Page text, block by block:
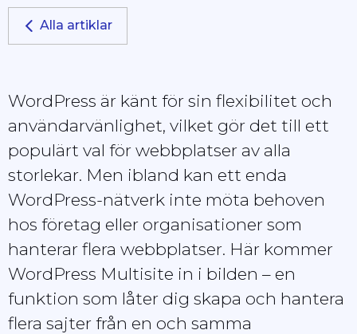
Alla artiklar
WordPress är känt för sin flexibilitet och
användarvänlighet, vilket gör det till ett
populärt val för webbplatser av alla
storlekar. Men ibland kan ett enda
WordPress-nätverk inte möta behoven
hos företag eller organisationer som
hanterar flera webbplatser. Här kommer
WordPress Multisite in i bilden – en
funktion som låter dig skapa och hantera
flera sajter från en och samma